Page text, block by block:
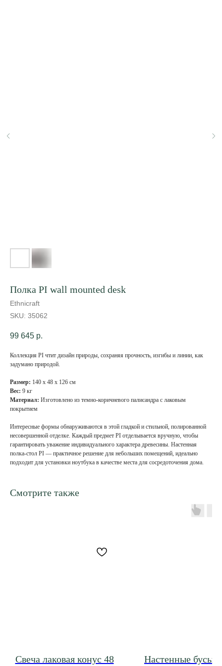
Полка PI wall mounted desk
Ethnicraft
SKU: 35062
99 645 р.
Коллекция PI чтит дизайн природы, сохраняя прочность, изгибы и линии, как
задумано природой.
Размер: 140 х 48 х 126 см
Вес: 9 кг
Материал: Изготовлено из темно-коричневого палисандра с лаковым
покрытием
Интересные формы обнаруживаются в этой гладкой и стильной, полированной
несовершенной отделке. Каждый предмет PI отделывается вручную, чтобы
гарантировать уважение индивидуального характера древесины. Настенная
полка-стол PI — практичное решение для небольших помещений, идеально
подходит для установки ноутбука в качестве места для сосредоточения дома.
Смотрите также
Свеча лаковая конус 48
Настенные бусы/